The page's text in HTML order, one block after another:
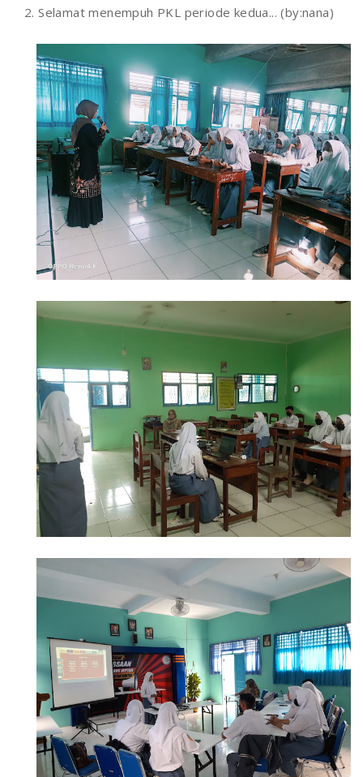
2. Selamat menempuh PKL periode kedua... (by:nana)